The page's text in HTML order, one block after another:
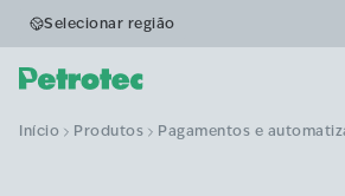
Selecionar região
Início Produtos Pagamentos e